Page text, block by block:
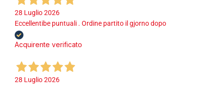
28 Luglio 2026
Eccellentibe puntuali . Ordine partito il gjorno dopo
Acquirente verificato
28 Luglio 2026